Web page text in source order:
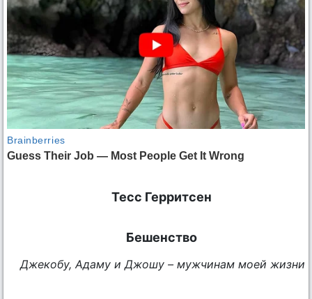
Тесс Герритсен
Бешенство
Джекобу, Адаму и Джошу – мужчинам моей жизни